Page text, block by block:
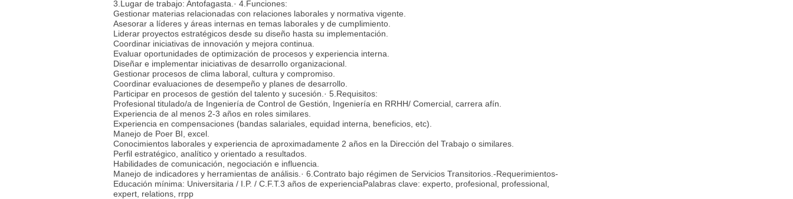
3.Lugar de trabajo: Antofagasta.· 4.Funciones:
Gestionar materias relacionadas con relaciones laborales y normativa vigente.
Asesorar a líderes y áreas internas en temas laborales y de cumplimiento.
Liderar proyectos estratégicos desde su diseño hasta su implementación.
Coordinar iniciativas de innovación y mejora continua.
Evaluar oportunidades de optimización de procesos y experiencia interna.
Diseñar e implementar iniciativas de desarrollo organizacional.
Gestionar procesos de clima laboral, cultura y compromiso.
Coordinar evaluaciones de desempeño y planes de desarrollo.
Participar en procesos de gestión del talento y sucesión.· 5.Requisitos:
Profesional titulado/a de Ingeniería de Control de Gestión, Ingeniería en RRHH/ Comercial, carrera afín.
Experiencia de al menos 2-3 años en roles similares.
Experiencia en compensaciones (bandas salariales, equidad interna, beneficios, etc).
Manejo de Poer BI, excel.
Conocimientos laborales y experiencia de aproximadamente 2 años en la Dirección del Trabajo o similares.
Perfil estratégico, analítico y orientado a resultados.
Habilidades de comunicación, negociación e influencia.
Manejo de indicadores y herramientas de análisis.· 6.Contrato bajo régimen de Servicios Transitorios.-Requerimientos-
Educación mínima: Universitaria / I.P. / C.F.T.3 años de experienciaPalabras clave: experto, profesional, professional,
expert, relations, rrpp